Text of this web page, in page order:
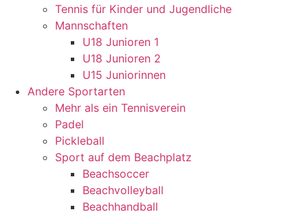
Tennis für Kinder und Jugendliche
Mannschaften
U18 Junioren 1
U18 Junioren 2
U15 Juniorinnen
Andere Sportarten
Mehr als ein Tennisverein
Padel
Pickleball
Sport auf dem Beachplatz
Beachsoccer
Beachvolleyball
Beachhandball